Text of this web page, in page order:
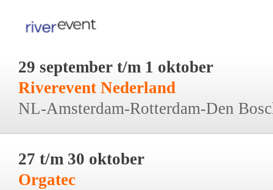
29 september t/m 1 oktober
Riverevent Nederland
NL-Amsterdam-Rotterdam-Den
27 t/m 30 oktober
Orgatec